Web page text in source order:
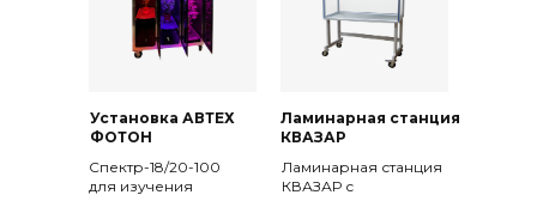
Ламинарная станция
КВАЗАР
Установка АВТЕХ
ФОТОН
Спектр-18/20-100
для изучения
Ламинарная станция
КВАЗАР с